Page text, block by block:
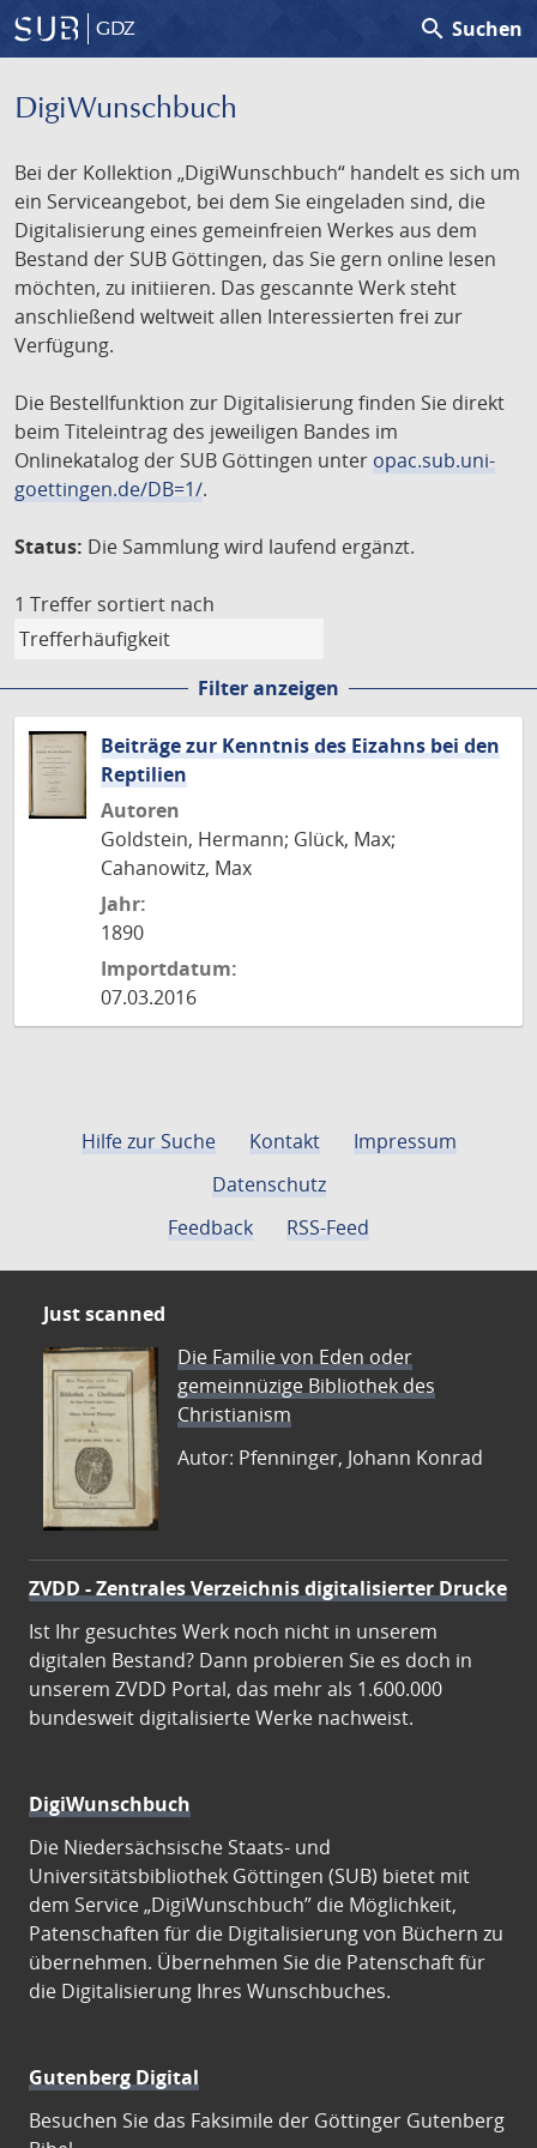
GDZ search Suchen
DigiWunschbuch
Bei der Kollektion „DigiWunschbuch“ handelt es sich um
ein Serviceangebot, bei dem Sie eingeladen sind, die
Digitalisierung eines gemeinfreien Werkes aus dem
Bestand der SUB Göttingen, das Sie gern online lesen
möchten, zu initiieren. Das gescannte Werk steht
anschließend weltweit allen Interessierten frei zur
Verfügung.
Die Bestellfunktion zur Digitalisierung finden Sie direkt
beim Titeleintrag des jeweiligen Bandes im
Onlinekatalog der SUB Göttingen unter opac.sub.uni-
goettingen.de/DB=1/.
Status: Die Sammlung wird laufend ergänzt.
1 Treffer sortiert nach
Filter anzeigen
Beiträge zur Kenntnis des Eizahns bei den
Reptilien
Autoren
Goldstein, Hermann; Glück, Max;
Cahanowitz, Max
Jahr:
1890
Importdatum:
07.03.2016
Hilfe zur Suche Kontakt
Impressum
Datenschutz
Feedback
RSS-Feed
Just scanned
Die Familie von Eden oder
gemeinnüzige Bibliothek des
Christianism
Autor: Pfenninger, Johann Konrad
ZVDD - Zentrales Verzeichnis digitalisierter Drucke
Ist Ihr gesuchtes Werk noch nicht in unserem
digitalen Bestand? Dann probieren Sie es doch in
unserem ZVDD Portal, das mehr als 1.600.000
bundesweit digitalisierte Werke nachweist.
DigiWunschbuch
Die Niedersächsische Staats- und
Universitätsbibliothek Göttingen (SUB) bietet mit
dem Service „DigiWunschbuch” die Möglichkeit,
Patenschaften für die Digitalisierung von Büchern zu
übernehmen. Übernehmen Sie die Patenschaft für
die Digitalisierung Ihres Wunschbuches.
Gutenberg Digital
Besuchen Sie das Faksimile der Göttinger Gutenberg